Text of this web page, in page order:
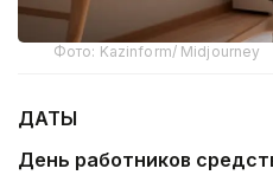
Фото: Kazinform/ Midjourney
ДАТЫ
День работников